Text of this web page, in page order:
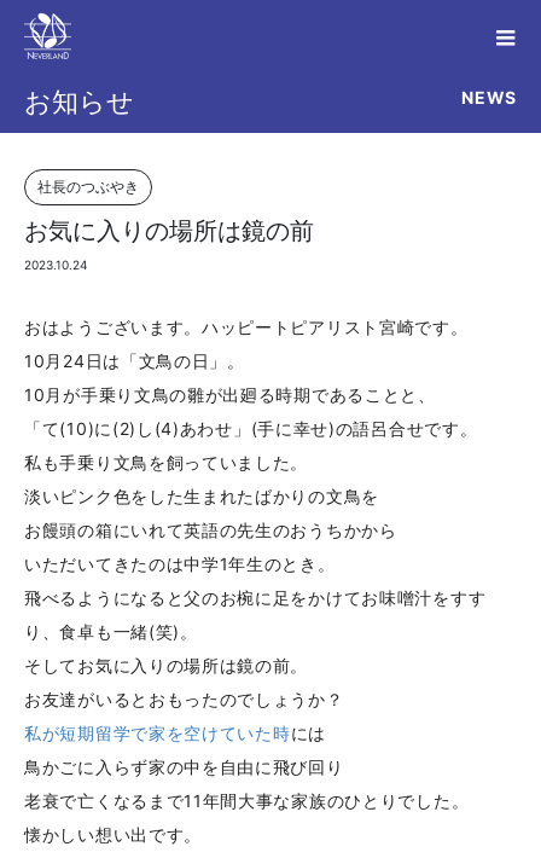
お知らせ NEWS
社長のつぶやき
お気に入りの場所は鏡の前
2023.10.24
おはようございます。ハッピートピアリスト宮崎です。
10月24日は「文鳥の日」。
10月が手乗り文鳥の雛が出廻る時期であることと、
「て(10)に(2)し(4)あわせ」(手に幸せ)の語呂合せです。
私も手乗り文鳥を飼っていました。
淡いピンク色をした生まれたばかりの文鳥を
お饅頭の箱にいれて英語の先生のおうちかから
いただいてきたのは中学1年生のとき。
飛べるようになると父のお椀に足をかけてお味噌汁をすす
り、食卓も一緒(笑)。
そしてお気に入りの場所は鏡の前。
お友達がいるとおもったのでしょうか？
私が短期留学で家を空けていた時には
鳥かごに入らず家の中を自由に飛び回り
老衰で亡くなるまで11年間大事な家族のひとりでした。
懐かしい想い出です。